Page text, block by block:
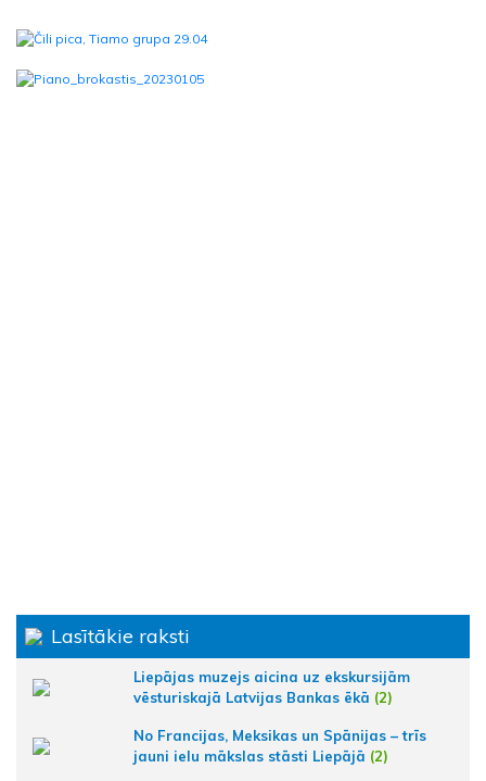
Lasītākie raksti
Liepājas muzejs aicina uz ekskursijām
vēsturiskajā Latvijas Bankas ēkā (2)
No Francijas, Meksikas un Spānijas – trīs
jauni ielu mākslas stāsti Liepājā (2)